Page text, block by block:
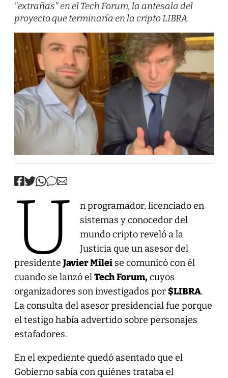
"extrañas" en el Tech Forum, la antesala del
proyecto que terminaría en la cripto LIBRA.
U
n programador, licenciado en
sistemas y conocedor del
mundo cripto reveló a la
Justicia que un asesor del
presidente Javier Mileise comunicó con él
cuando se lanzó elTech Forum,cuyos
organizadores son investigados por$LIBRA.
La consulta del asesor presidencial fue porque
el testigo había advertido sobre personajes
estafadores.
En el expediente quedó asentado que el
Gobierno sabía con quiénes trataba el